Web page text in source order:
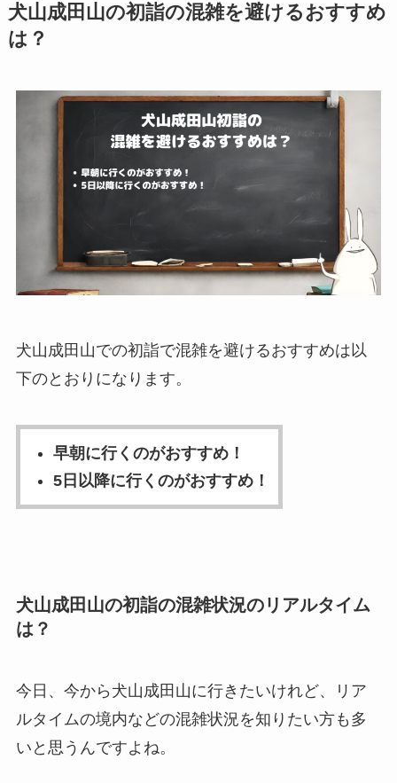
犬山成田山の初詣の混雑を避けるおすすめ
は？
犬山成田山での初詣で混雑を避けるおすすめは以
下のとおりになります。
早朝に行くのがおすすめ！
5日以降に行くのがおすすめ！
犬山成田山の初詣の混雑状況のリアルタイム
は？
今日、今から犬山成田山に行きたいけれど、リア
ルタイムの境内などの混雑状況を知りたい方も多
いと思うんですよね。